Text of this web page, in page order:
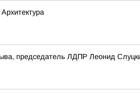
председатель ЛДПР Леонид